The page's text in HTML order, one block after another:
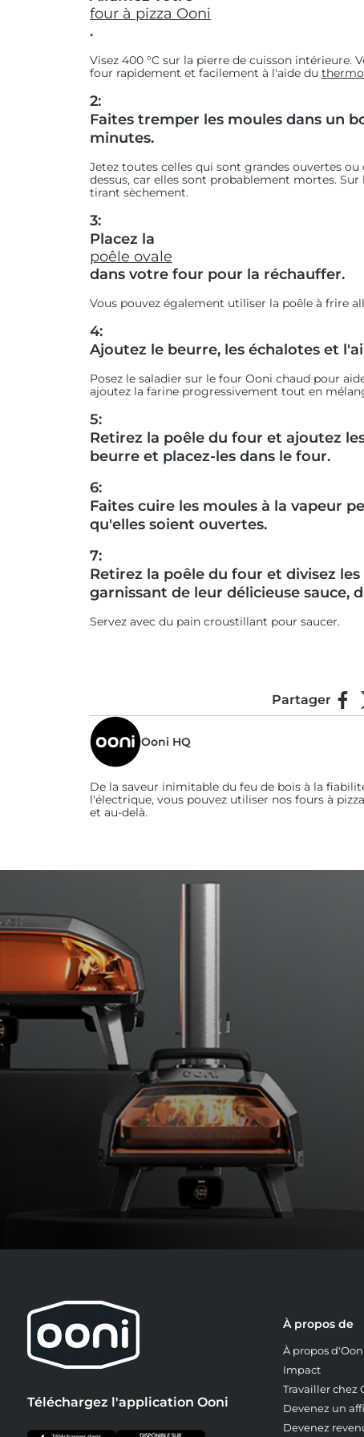
four à pizza Ooni
.
Visez 400 °C sur la pierre de cuisson intérieure.
four rapidement et facilement à l'aide du
2:
Faites tremper les moules dans un
minutes.
Jetez toutes celles qui sont grandes ouvertes
dessus, car elles sont probablement mortes.
tirant sèchement.
3:
Placez la
poêle ovale
dans votre four pour la réchauffer.
Vous pouvez également utiliser la poêle à frire
4:
Ajoutez le beurre, les échalotes et
Posez le saladier sur le four Ooni chaud pour
ajoutez la farine progressivement tout en
5:
Retirez la poêle du four et ajoutez
beurre et placez-les dans le four.
6:
Faites cuire les moules à la vapeur
qu'elles soient ouvertes.
7:
Retirez la poêle du four et divisez
garnissant de leur délicieuse sauce,
Servez avec du pain croustillant pour saucer.
Partager
Ooni HQ
De la saveur inimitable du feu de bois à la
l'électrique, vous pouvez utiliser nos fours à
et au-delà.
Téléchargez l'application Ooni
À propos de
À propos
Impact
Travailler chez
Devenez un
Devenez